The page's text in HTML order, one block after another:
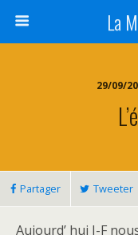
La
29/09/
Partager Tweeter
Aujourd’ hui J-F